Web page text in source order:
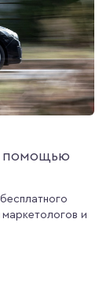
помощью
и